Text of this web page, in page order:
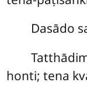
Dasādo
honti; tena